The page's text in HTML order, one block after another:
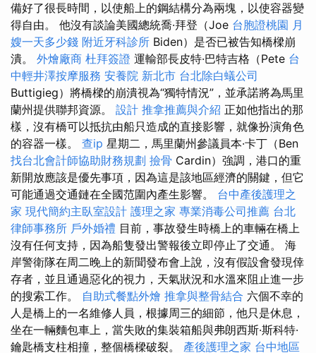
備好了很長時間，以使船上的鋼結構分為兩塊，以使容器變
得自由。 他沒有談論美國總統喬·拜登（Joe 台胞證桃園 月
嫂一天多少錢 附近牙科診所 Biden）是否已被告知橋樑崩
潰。 外燴廠商 杜拜簽證 運輸部長皮特·巴特吉格（Pete 台
中輕井澤按摩服務 安養院 新北市 台北除白蟻公司
Buttigieg）將橋樑的崩潰視為“獨特情況”，並承諾將為馬里
蘭州提供聯邦資源。 設計 推拿推薦與介紹 正如他指出的那
樣，沒有橋可以抵抗由船​​只造成的直接影響，就像扮演角色
的容器一樣。 查ip 星期二，馬里蘭州參議員本·卡丁（Ben
找台北會計師協助財務規劃 撿骨 Cardin）強調，港口的重
新開放應該是優先事項，因為這是該地區經濟的關鍵，但它
可能通過交通鏈在全國范圍內產生影響。 台中產後護理之
家 現代簡約主臥室設計 護理之家 專業消毒公司推薦 台北
律師事務所 戶外婚禮 目前，事故發生時橋上的車輛在橋上
沒有任何支持，因為船隻發出警報後立即停止了交通。 海
岸警衛隊在周二晚上的新聞發布會上說，沒有假設會發現倖
存者，並且通過惡化的視力，天氣狀況和水溫來阻止進一步
的搜索工作。 自助式餐點外燴 推拿與整骨結合 六個不幸的
人是橋上的一名維修人員，根據周三的細節，他只是休息，
坐在一輛麵包車上，當失敗的集裝箱船與弗朗西斯·斯科特·
鑰匙橋支柱相撞，整個橋樑破裂。 產後護理之家 台中地區